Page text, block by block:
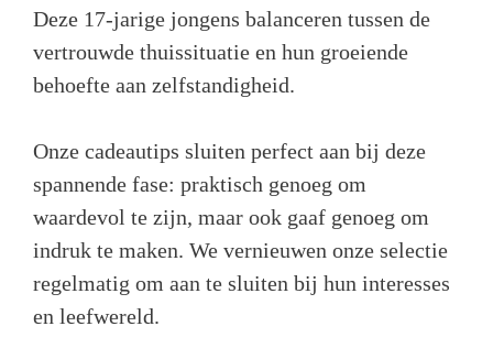
Deze 17-jarige jongens balanceren tussen de
vertrouwde thuissituatie en hun groeiende
behoefte aan zelfstandigheid.
Onze cadeautips sluiten perfect aan bij deze
spannende fase: praktisch genoeg om
waardevol te zijn, maar ook gaaf genoeg om
indruk te maken. We vernieuwen onze selectie
regelmatig om aan te sluiten bij hun interesses
en leefwereld.